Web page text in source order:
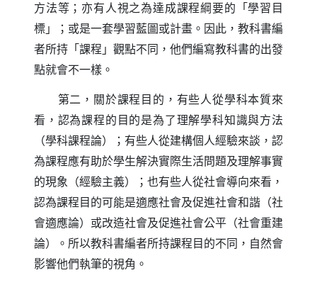
方法等；亦有人視之為達成課程綱要的「學習目
標」；或是一套學習藍圖或計畫。因此，教科書編
者所持「課程」觀點不同，他們編寫教科書的出發
點就會不一樣。
第二，關於課程目的，有些人從學科本質來
看，認為課程的目的是為了理解學科知識與方法
（學科課程論）；有些人從建構個人經驗來談，認
為課程應有助於學生解決實際生活問題及理解事實
的現象（經驗主義）；也有些人從社會導向來看，
認為課程目的可能是適應社會及促進社會和諧（社
會適應論）或改造社會及促進社會公平（社會重建
論）。所以教科書編者所持課程目的不同，自然會
影響他們執筆的視角。